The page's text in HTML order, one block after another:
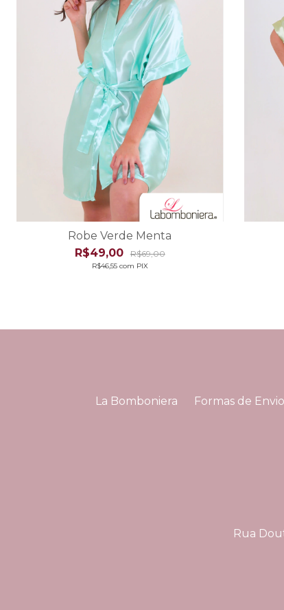
Robe Verde Menta
R$49,00
R$69,00
R$46,55 com PIX
La Bomboniera Formas de Envio
Rua